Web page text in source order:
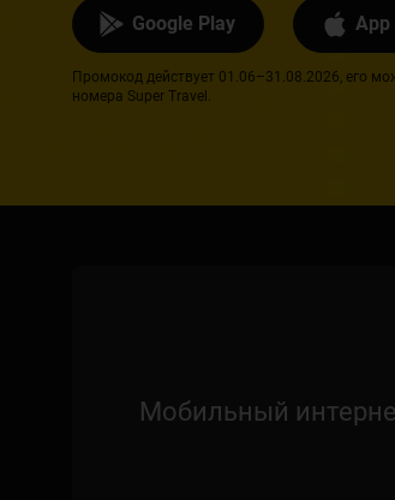
Google Play App
Промокод действует 01.06–31.08.2026, его
номера Super Travel.
Мобильный